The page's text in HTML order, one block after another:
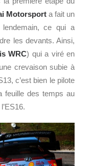
Motorsport a fait un
ce qui a
les devants. Ainsi,
WRC) qui a viré en
crevaison subie à
c’est bien le pilote
feuille des temps au